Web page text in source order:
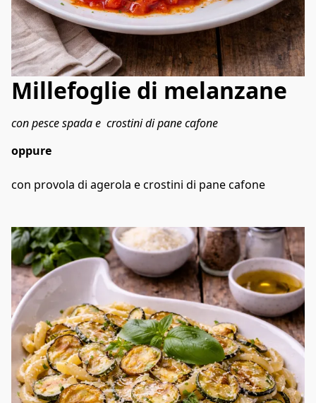
Millefoglie di melanzane
con pesce spada e  crostini di pane cafone
oppure
con provola di agerola e crostini di pane cafone